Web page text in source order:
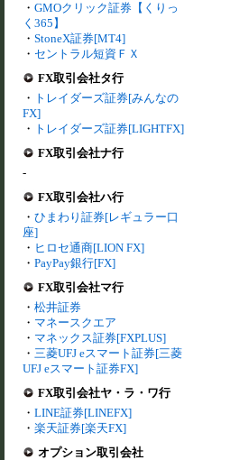
・ GMOクリック証券【くりっ
く365】
・ StoneX証券[MT4]
・ セントラル短資ＦＸ
FX取引会社タ行
・ トレイダーズ証券[みんなの
FX]
・ トレイダーズ証券[LIGHTFX]
FX取引会社ナ行
-
FX取引会社ハ行
・ ひまわり証券[レギュラー口
座]
・ ヒロセ通商[LION FX]
・ PayPay銀行[FX]
FX取引会社マ行
・ 松井証券
・ マネースクエア
・ マネックス証券[FXPLUS]
・ 三菱UFJ eスマート証券[三菱
UFJ eスマート証券FX]
FX取引会社ヤ・ラ・ワ行
・ LINE証券[LINEFX]
・ 楽天証券[楽天FX]
オプション取引会社